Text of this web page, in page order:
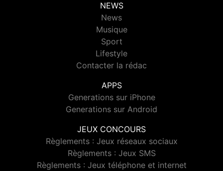
NEWS
News
Musique
Sport
Lifestyle
Contacter la rédac
APPS
Generations sur iPhone
Generations sur Android
JEUX CONCOURS
Règlements : Jeux réseaux sociaux
Règlements : Jeux SMS
Règlements : Jeux téléphone et internet